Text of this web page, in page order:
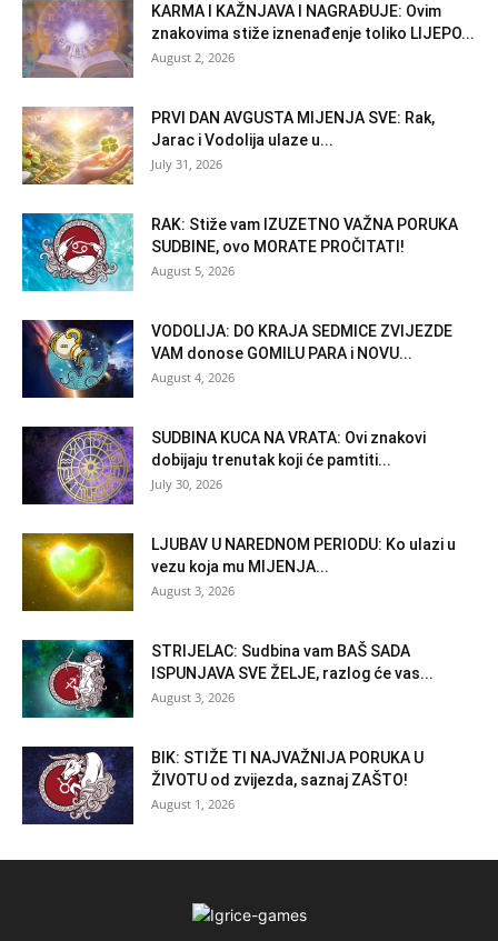
KARMA I KAŽNJAVA I NAGRAĐUJE: Ovim
znakovima stiže iznenađenje toliko LIJEPO...
August 2, 2026
PRVI DAN AVGUSTA MIJENJA SVE: Rak,
Jarac i Vodolija ulaze u...
July 31, 2026
RAK: Stiže vam IZUZETNO VAŽNA PORUKA
SUDBINE, ovo MORATE PROČITATI!
August 5, 2026
VODOLIJA: DO KRAJA SEDMICE ZVIJEZDE
VAM donose GOMILU PARA i NOVU...
August 4, 2026
SUDBINA KUCA NA VRATA: Ovi znakovi
dobijaju trenutak koji će pamtiti...
July 30, 2026
LJUBAV U NAREDNOM PERIODU: Ko ulazi u
vezu koja mu MIJENJA...
August 3, 2026
STRIJELAC: Sudbina vam BAŠ SADA
ISPUNJAVA SVE ŽELJE, razlog će vas...
August 3, 2026
BIK: STIŽE TI NAJVAŽNIJA PORUKA U
ŽIVOTU od zvijezda, saznaj ZAŠTO!
August 1, 2026